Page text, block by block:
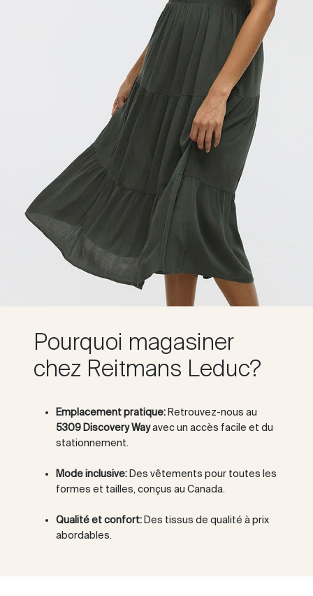
Pourquoi magasiner
chez Reitmans Leduc?
Emplacement pratique: Retrouvez-nous au
5309 Discovery Wayavec un accès facile et du
stationnement.
Mode inclusive: Des vêtements pour toutes les
formes et tailles, conçus au Canada.
Qualité et confort: Des tissus de qualité à prix
abordables.